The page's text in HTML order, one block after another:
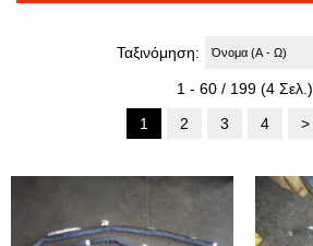
Ταξινόμηση:
1 - 60 / 199 (4 Σελ.)
1
2 3 4 >